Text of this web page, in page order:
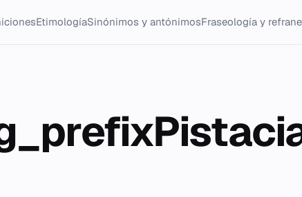
EtimologíaSinónimos y antónimosFraseología y